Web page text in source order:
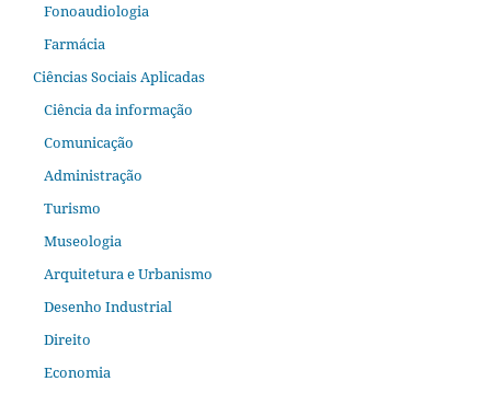
Fonoaudiologia
Farmácia
Ciências Sociais Aplicadas
Ciência da informação
Comunicação
Administração
Turismo
Museologia
Arquitetura e Urbanismo
Desenho Industrial
Direito
Economia